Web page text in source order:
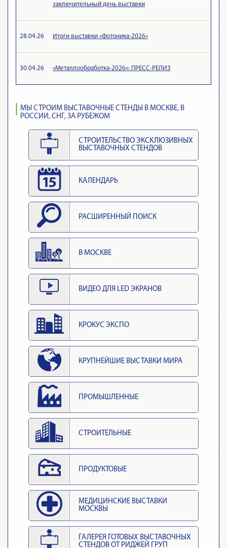
заключительный день выставки
28.04.26 Итоги выставки «Фотоника-2026»
30.04.26 «Металлообработка-2026»: ПРЕСС-РЕЛИЗ
МЫ СТРОИМ ВЫСТАВОЧНЫЕ СТЕНДЫ В МОСКВЕ, В
РОССИИ, СНГ, ЗА РУБЕЖОМ
СТРОИТЕЛЬСТВО ЭКСКЛЮЗИВНЫХ
ВЫСТАВОЧНЫХ СТЕНДОВ
КАЛЕНДАРЬ
РАСШИРЕННЫЙ ПОИСК
В МОСКВЕ
ВИДЕО ДЛЯ LED ЭКРАНОВ
КРОКУС ЭКСПО
КРУПНЕЙШИЕ ВЫСТАВКИ МИРА
ПРОМЫШЛЕННЫЕ
СТРОИТЕЛЬНЫЕ
ПРОДУКТОВЫЕ
МЕДИЦИНСКИЕ ВЫСТАВКИ
МОСКВЫ
ГАЛЕРЕЯ ГОТОВЫХ ВЫСТАВОЧНЫХ
СТЕНДОВ ОТ РИДЖЕЙ ГРУП